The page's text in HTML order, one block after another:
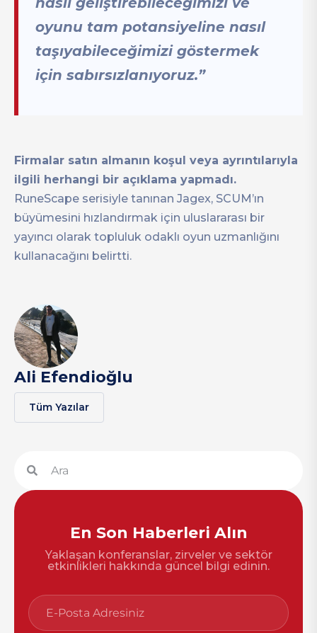
oyunu tam potansiyeline nasıl
taşıyabileceğimizi göstermek
için sabırsızlanıyoruz.”
Firmalar satın almanın koşul veya ayrıntılarıyla
ilgili herhangi bir açıklama yapmadı.
RuneScape serisiyle tanınan Jagex, SCUM’ın
büyümesini hızlandırmak için uluslararası bir
yayıncı olarak topluluk odaklı oyun uzmanlığını
kullanacağını belirtti.
Ali Efendioğlu
Tüm Yazılar
En Son Haberleri Alın
Yaklaşan konferanslar, zirveler ve sektör
etkinlikleri hakkında güncel bilgi edinin.